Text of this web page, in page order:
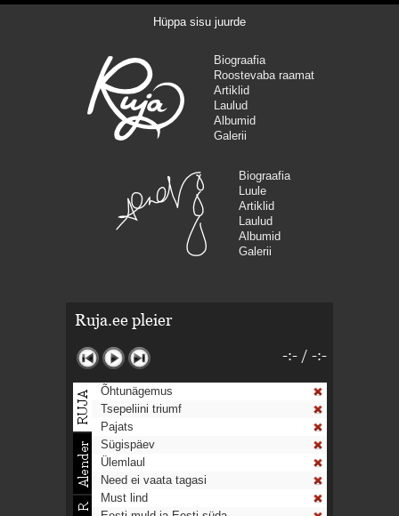
Hüppa sisu juurde
Biograafia
Roostevaba raamat
Artiklid
Laulud
Albumid
Galerii
Biograafia
Luule
Artiklid
Laulud
Albumid
Galerii
Ruja.ee pleier
-:- / -:-
Õhtunägemus
Tsepeliini triumf
Pajats
Sügispäev
Ülemlaul
Need ei vaata tagasi
Must lind